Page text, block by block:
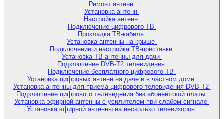
Ремонт антенн
Установка антенн
Настройка антенн
Подключение цифрового ТВ
Прокладка ТВ-кабеля
Установка антенны на крыше
Подключение и настройка ТВ-приставки
Установка ТВ-антенны для дачи
Подключение DVB-T2 телевидения
Подключение бесплатного цифрового ТВ
Установка цифровых антенн на даче и в частном доме
Установка антенны для приема цифрового телевидения DVB-T2
Подключение цифрового телевидения без абонентской платы
Установка эфирной антенны с усилителем при слабом сигнале
Установка эфирной антенны на несколько телевизоров